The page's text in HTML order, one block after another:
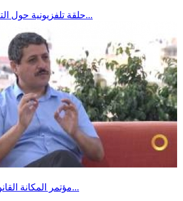
حلقة تلفزيونية حول التعددية وتكافؤ الفرص...
مؤتمر المكانة القانونية للجماهير العربية...